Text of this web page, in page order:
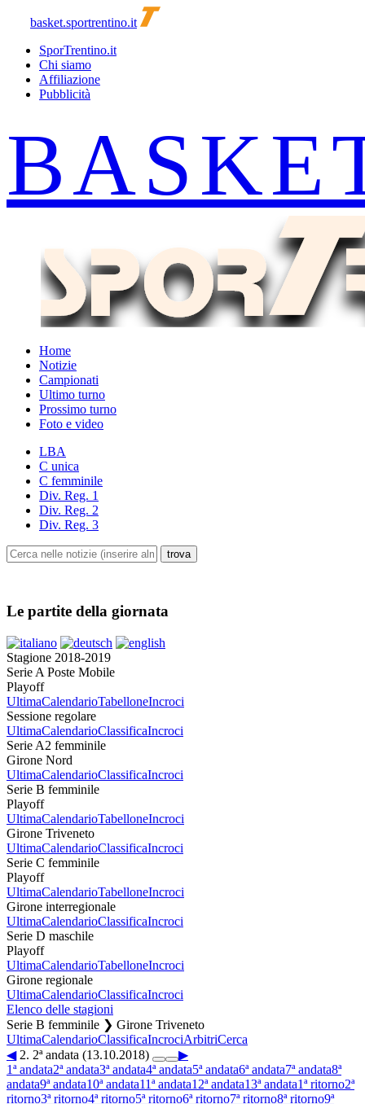
basket.sportrentino.it
SporTrentino.it
Chi siamo
Affiliazione
Pubblicità
Home
Notizie
Campionati
Ultimo turno
Prossimo turno
Foto e video
LBA
C unica
C femminile
Div. Reg. 1
Div. Reg. 2
Div. Reg. 3
Le partite della giornata
Stagione 2018-2019
Serie A Poste Mobile
Playoff
UltimaCalendarioTabelloneIncroci
Sessione regolare
UltimaCalendarioClassificaIncroci
Serie A2 femminile
Girone Nord
UltimaCalendarioClassificaIncroci
Serie B femminile
Playoff
UltimaCalendarioTabelloneIncroci
Girone Triveneto
UltimaCalendarioClassificaIncroci
Serie C femminile
Playoff
UltimaCalendarioTabelloneIncroci
Girone interregionale
UltimaCalendarioClassificaIncroci
Serie D maschile
Playoff
UltimaCalendarioTabelloneIncroci
Girone regionale
UltimaCalendarioClassificaIncroci
Elenco delle stagioni
Serie B femminile ❯ Girone Triveneto
UltimaCalendarioClassificaIncrociArbitriCerca
◀2. 2ª andata (13.10.2018)
▶
1ª andata2ª andata3ª andata4ª andata5ª andata6ª andata7ª andata8ª
andata9ª andata10ª andata11ª andata12ª andata13ª andata1ª ritorno2ª
ritorno3ª ritorno4ª ritorno5ª ritorno6ª ritorno7ª ritorno8ª ritorno9ª